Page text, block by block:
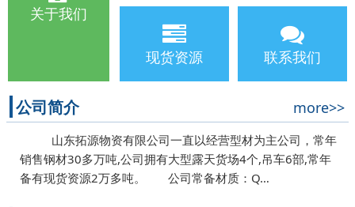
关于我们
现货资源 联系我们
公司简介 more>>
山东拓源物资有限公司一直以经营型材为主公司，常年
销售钢材30多万吨,公司拥有大型露天货场4个,吊车6部,常年
备有现货资源2万多吨。 公司常备材质：Q…